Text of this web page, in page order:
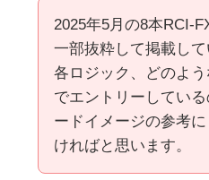
2025年5月の8本RCI-
一部抜粋して掲載して
各ロジック、どのよう
でエントリーしてい
ードイメージの参考
ければと思います。